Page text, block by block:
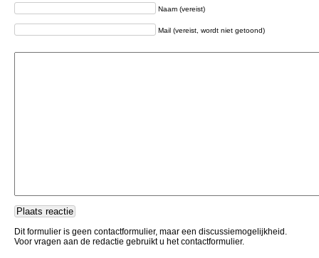
Naam (vereist)
Mail (vereist, wordt niet getoond)
Dit formulier is geen contactformulier, maar een discussiemogelijkheid.
Voor vragen aan de redactie gebruikt u het contactformulier.